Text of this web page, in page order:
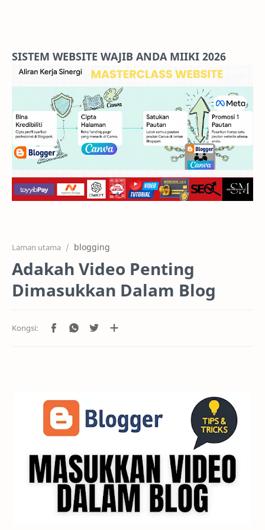
Features
Pricing
Services
RTL Mode
SISTEM WEBSITE WAJIB ANDA MIIKI 2026
Laman utama blogging
Adakah Video Penting
Dimasukkan Dalam Blog